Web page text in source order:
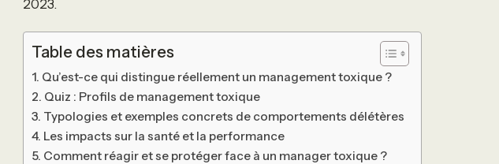
2023.
Table des matières
Qu’est-ce qui distingue réellement un management toxique ?
Quiz : Profils de management toxique
Typologies et exemples concrets de comportements délétères
Les impacts sur la santé et la performance
Comment réagir et se protéger face à un manager toxique ?